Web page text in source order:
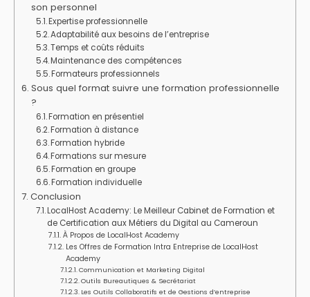
son personnel
Expertise professionnelle
Adaptabilité aux besoins de l’entreprise
Temps et coûts réduits
Maintenance des compétences
Formateurs professionnels
Sous quel format suivre une formation professionnelle
?
Formation en présentiel
Formation à distance
Formation hybride
Formations sur mesure
Formation en groupe
Formation individuelle
Conclusion
LocalHost Academy: Le Meilleur Cabinet de Formation et
de Certification aux Métiers du Digital au Cameroun
À Propos de LocalHost Academy
Les Offres de Formation Intra Entreprise de LocalHost
Academy
Communication et Marketing Digital
Outils Bureautiques & Secrétariat
Les Outils Collaboratifs et de Gestions d’entreprise